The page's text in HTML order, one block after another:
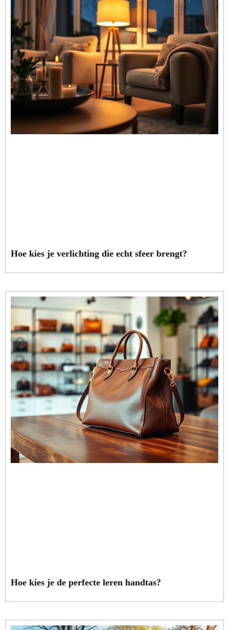
Hoe kies je verlichting die echt sfeer brengt?
Hoe kies je de perfecte leren handtas?